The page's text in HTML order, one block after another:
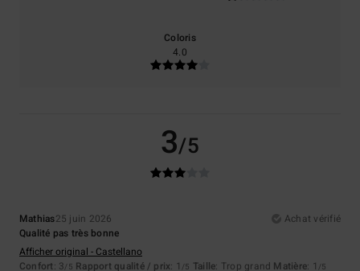
Coloris
4.0
3/5
Mathias25 juin 2026
Achat vérifié
Qualité pas très bonne
Afficher original - Castellano
Confort: 3/5 Rapport qualité / prix: 1 /5 Taille: Trop grand Matière: 1 /5